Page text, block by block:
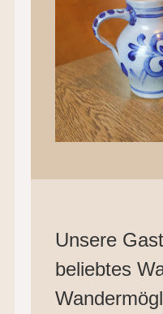
Unsere
beliebtes